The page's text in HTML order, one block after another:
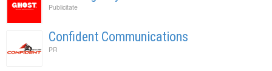
Publicitate
Confident Communications
PR